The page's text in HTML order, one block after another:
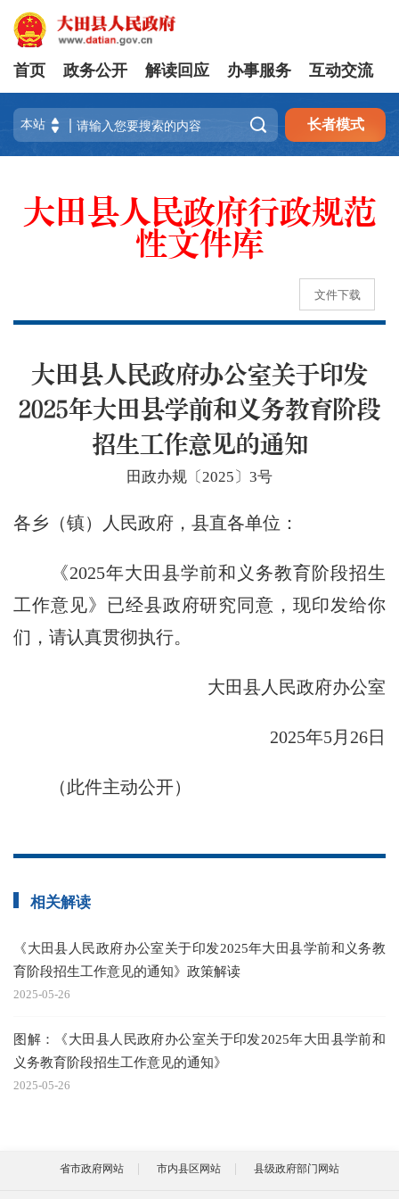
首页 政务公开 解读回应 办事服务 互动交流
 长者模式
大田县人民政府行政规范
性文件库
文件下载
大田县人民政府办公室关于印发
2025年大田县学前和义务教育阶段
招生工作意见的通知
田政办规〔2025〕3号
各乡（镇）人民政府，县直各单位：
《2025年大田县学前和义务教育阶段招生
工作意见》已经县政府研究同意，现印发给你
们，请认真贯彻执行。
大田县人民政府办公室
2025年5月26日
（此件主动公开）
相关解读
《大田县人民政府办公室关于印发2025年大田县学前和义务教
育阶段招生工作意见的通知》政策解读
2025-05-26
图解：《大田县人民政府办公室关于印发2025年大田县学前和
义务教育阶段招生工作意见的通知》
2025-05-26
省市政府网站 市内县区网站 县级政府部门网站